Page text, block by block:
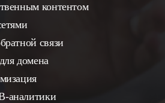
контентом
связи
домена
аналитики